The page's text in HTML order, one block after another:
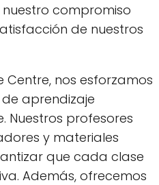
nuestro compromiso
de nuestros
Centre, nos esforzamos
aprendizaje
Nuestros profesores
y materiales
que cada clase
Además, ofrecemos